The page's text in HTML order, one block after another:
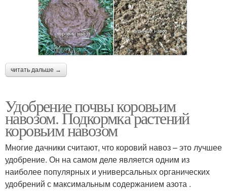
читать дальше →
Удобрение почвы коровьим
навозом. Подкормка растений
коровьим навозом
Многие дачники считают, что коровий навоз – это лучшее
удобрение. Он на самом деле является одним из
наиболее популярных и универсальных органических
удобрений с максимальным содержанием азота .